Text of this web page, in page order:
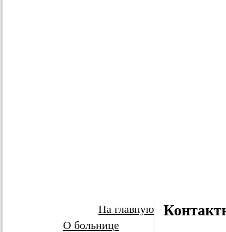
На главную
О больнице